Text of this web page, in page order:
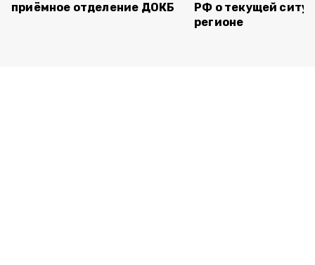
приёмное отделение ДОКБ
РФ о текущей
регионе